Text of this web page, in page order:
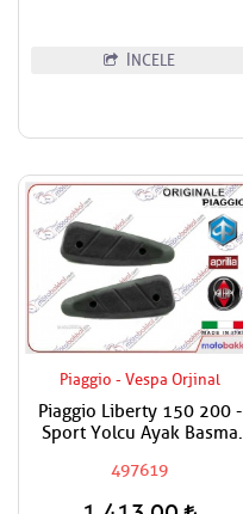
İNCELE
Piaggio - Vespa Orjinal
Piaggio Liberty 150 200 -
Sport Yolcu Ayak Basma
497619